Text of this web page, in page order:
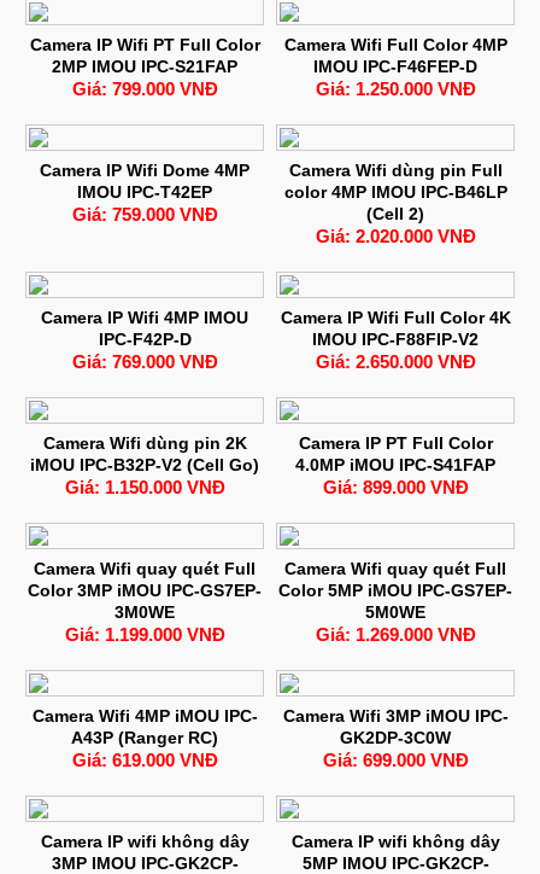
Camera IP Wifi PT Full Color
2MP IMOU IPC-S21FAP
Giá: 799.000 VNĐ
Camera Wifi Full Color 4MP
IMOU IPC-F46FEP-D
Giá: 1.250.000 VNĐ
Camera IP Wifi Dome 4MP
IMOU IPC-T42EP
Giá: 759.000 VNĐ
Camera Wifi dùng pin Full
color 4MP IMOU IPC-B46LP
(Cell 2)
Giá: 2.020.000 VNĐ
Camera IP Wifi 4MP IMOU
IPC-F42P-D
Giá: 769.000 VNĐ
Camera IP Wifi Full Color 4K
IMOU IPC-F88FIP-V2
Giá: 2.650.000 VNĐ
Camera Wifi dùng pin 2K
iMOU IPC-B32P-V2 (Cell Go)
Giá: 1.150.000 VNĐ
Camera IP PT Full Color
4.0MP iMOU IPC-S41FAP
Giá: 899.000 VNĐ
Camera Wifi quay quét Full
Color 3MP iMOU IPC-GS7EP-
3M0WE
Giá: 1.199.000 VNĐ
Camera Wifi quay quét Full
Color 5MP iMOU IPC-GS7EP-
5M0WE
Giá: 1.269.000 VNĐ
Camera Wifi 4MP iMOU IPC-
A43P (Ranger RC)
Giá: 619.000 VNĐ
Camera Wifi 3MP iMOU IPC-
GK2DP-3C0W
Giá: 699.000 VNĐ
Camera IP wifi không dây
3MP IMOU IPC-GK2CP-
Camera IP wifi không dây
5MP IMOU IPC-GK2CP-